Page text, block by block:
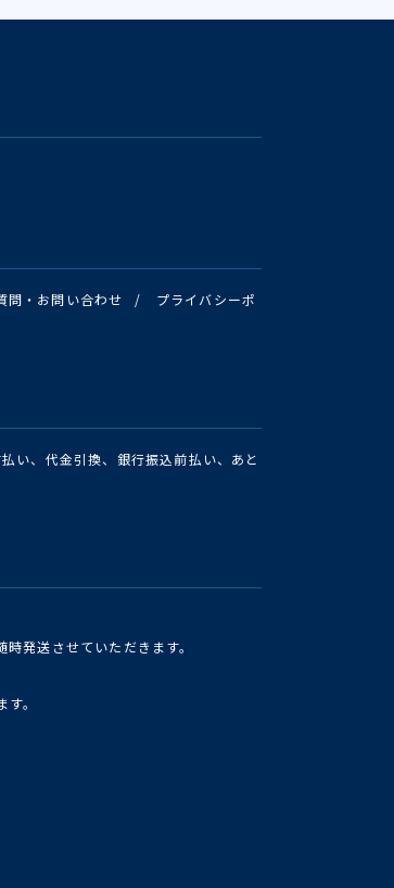
問・お問い合わせ /
プライバシーポ
い、代金引換、銀行振込前払い、あと
発送させていただきます。
。